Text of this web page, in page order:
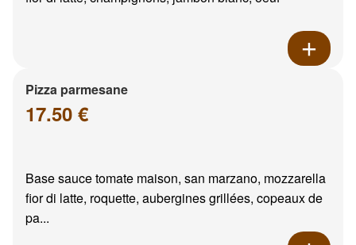
Pizza parmesane
17.50 €
Base sauce tomate maison, san marzano, mozzarella
fior di latte, roquette, aubergines grillées, copeaux de
pa...